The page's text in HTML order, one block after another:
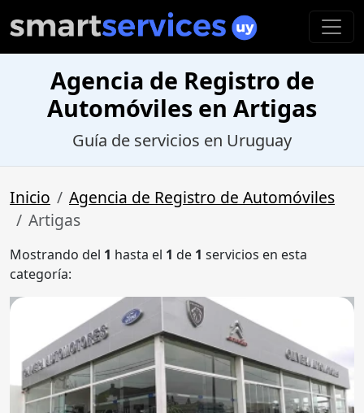
Agencia de Registro de
Automóviles en Artigas
Guía de servicios en Uruguay
Inicio
Agencia de Registro de Automóviles
Artigas
Mostrando del 1 hasta el 1 de 1 servicios en esta
categoría: